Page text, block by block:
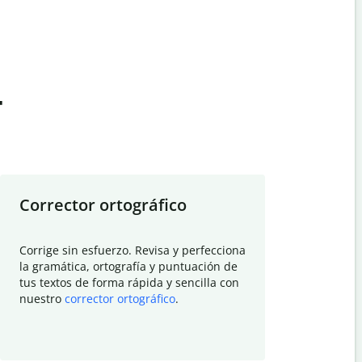
Corrector ortográfico
Corrige sin esfuerzo. Revisa y perfecciona
la gramática, ortografía y puntuación de
tus textos de forma rápida y sencilla con
nuestro corrector ortográfico.